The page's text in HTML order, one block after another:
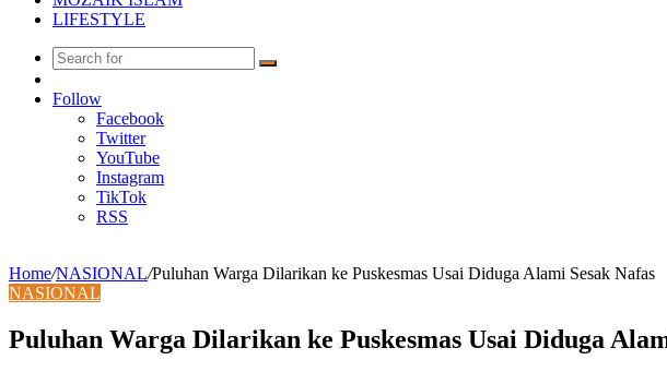
LIFESTYLE
Search
Article
Follow
Facebook
Twitter
YouTube
Instagram
TikTok
RSS
Home/NASIONAL/Puluhan Warga Dilarikan ke Puskesmas Usai Diduga Alami Sesak Nafas
NASIONAL
Puluhan Warga Dilarikan ke Puskesmas Usai Diduga